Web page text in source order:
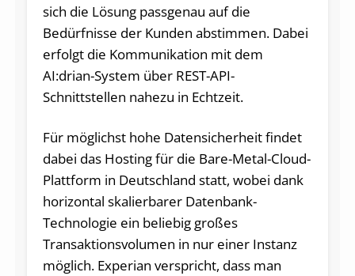
sich die Lösung passgenau auf die
Bedürfnisse der Kunden abstimmen. Dabei
erfolgt die Kommunikation mit dem
AI:drian-System über REST-API-
Schnittstellen nahezu in Echtzeit.
Für möglichst hohe Datensicherheit findet
dabei das Hosting für die Bare-Metal-Cloud-
Plattform in Deutschland statt, wobei dank
horizontal skalierbarer Datenbank-
Technologie ein beliebig großes
Transaktionsvolumen in nur einer Instanz
möglich. Experian verspricht, dass man